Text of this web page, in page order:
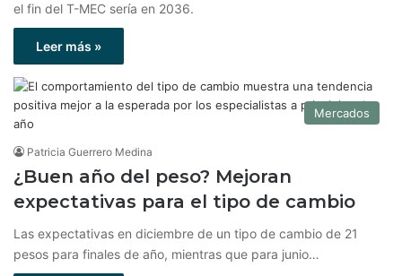
el fin del T-MEC sería en 2036.
Leer más »
Mercados
Patricia Guerrero Medina
¿Buen año del peso? Mejoran
expectativas para el tipo de cambio
Las expectativas en diciembre de un tipo de cambio de 21
pesos para finales de año, mientras que para junio…